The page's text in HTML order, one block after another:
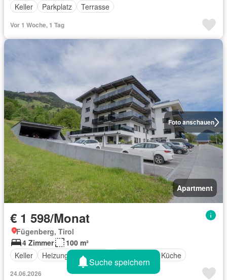
Keller
Parkplatz Terrasse
Vor 1 Woche, 1 Tag
Foto anschauen
Apartment
€ 1 598/Monat
Fügenberg, Tirol
4 Zimmer
100 m²
Keller
Heizung Terrasse Ausgestattete Küche
24.06.2026
Suche speichern